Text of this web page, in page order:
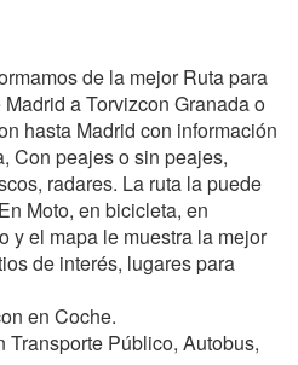
de la mejor Ruta para
a Torvizcon Granada o
hasta Madrid con información
Con peajes o sin peajes,
radares. La ruta la puede
Moto, en bicicleta, en
y el mapa le muestra la mejor
de interés, lugares para
en Coche.
Transporte Público, Autobus,